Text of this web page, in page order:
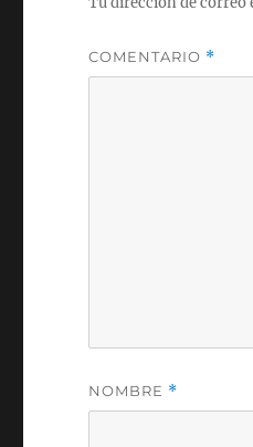
COMENTARIO *
NOMBRE *